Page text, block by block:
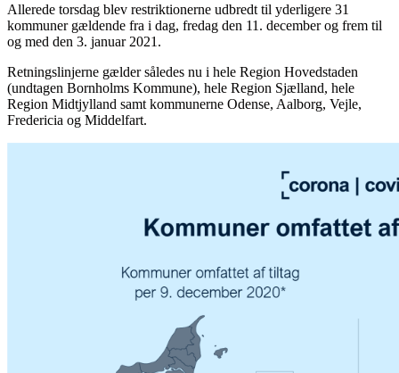
Allerede torsdag blev restriktionerne udbredt til yderligere 31
kommuner gældende fra i dag, fredag den 11. december og frem til
og med den 3. januar 2021.
Retningslinjerne gælder således nu i hele Region Hovedstaden
(undtagen Bornholms Kommune), hele Region Sjælland, hele
Region Midtjylland samt kommunerne Odense, Aalborg, Vejle,
Fredericia og Middelfart.